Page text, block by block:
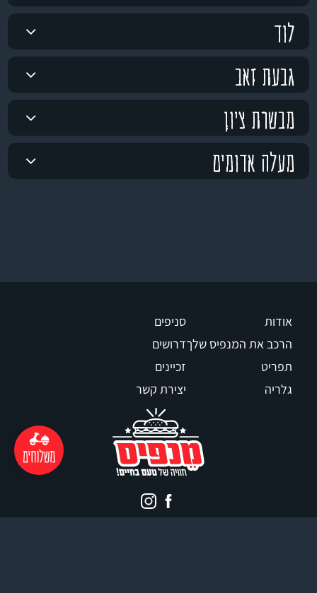
לוד
גבעת זאב
מבשרת ציון
מעלה אדומים
אודות
הרכב את המנפיס שלך
תפריט
גלריה
סניפים
דרושים
זכיינים
יצירת קשר